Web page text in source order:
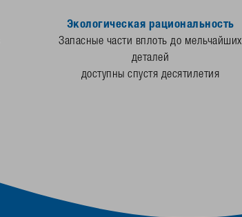
Экологическая рациональность
Запасные части вплоть до мельчайших
деталей
доступны спустя десятилетия